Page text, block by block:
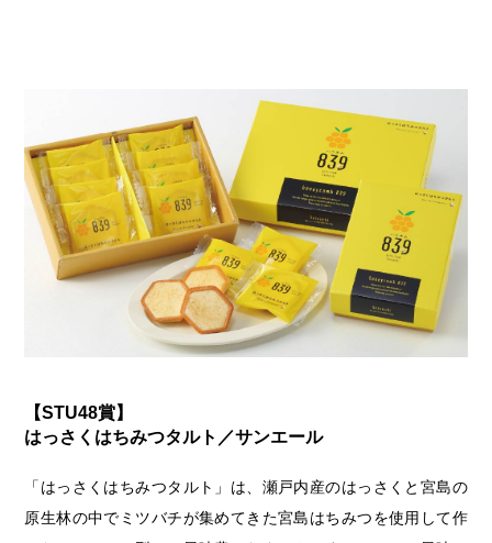
【STU48賞】
はっさくはちみつタルト／サンエール
「はっさくはちみつタルト」は、瀬戸内産のはっさくと宮島の
原生林の中でミツバチが集めてきた宮島はちみつを使用して作